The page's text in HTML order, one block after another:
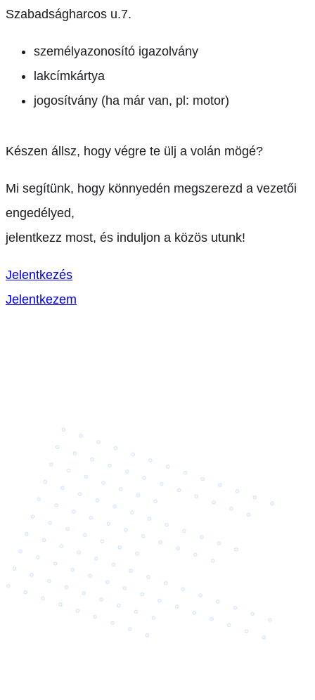
Szabadságharcos u.7.
személyazonosító igazolvány
lakcímkártya
jogosítvány (ha már van, pl: motor)
Készen állsz, hogy végre te ülj a volán mögé?
Mi segítünk, hogy könnyedén megszerezd a vezetői
engedélyed,
jelentkezz most, és induljon a közös utunk!
Jelentkezés
Jelentkezem